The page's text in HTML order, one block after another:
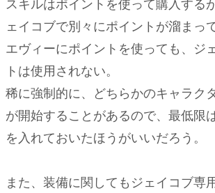
スキルはポイントを使って購入する
ェイコブで別々にポイントが溜まっ
エヴィーにポイントを使っても、ジ
トは使用されない。
稀に強制的に、どちらかのキャラク
が開始することがあるので、最低限
を入れておいたほうがいいだろう。
また、装備に関してもジェイコブ専